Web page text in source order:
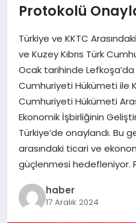
MAGAZIN
EĞITIM
TEKNOLOJI
Protokolü
Türkiye ve KKTC
ve Kuzey Kıbrıs Türk
Ocak tarihinde
Cumhuriyeti Hükümeti ile
Cumhuriyeti Hükümeti
Ekonomik İşbirliğinin
Türkiye’de onaylandı. Bu
arasındaki ticari ve
güçlenmesi hedefleniyor.
haber
17 Aralık 2024